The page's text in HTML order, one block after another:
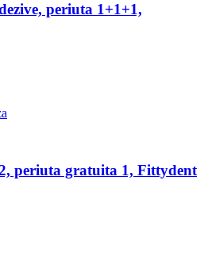
periuta 1+1+1,
periuta gratuita 1, Fittydent